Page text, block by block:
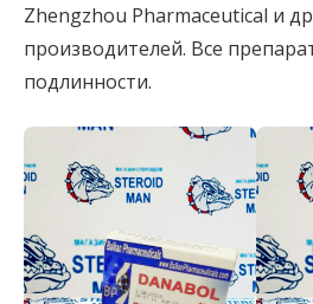
Zhengzhou Pharmaceutical и
производителей. Все
подлинности.